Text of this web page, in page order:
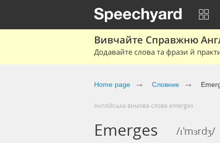
Вивчайте Справжню
Додавайте слова та фрази й
Home page Cловник
Англійська вимова слова emerges
Emerges /ɪ'mɜrdʒ/